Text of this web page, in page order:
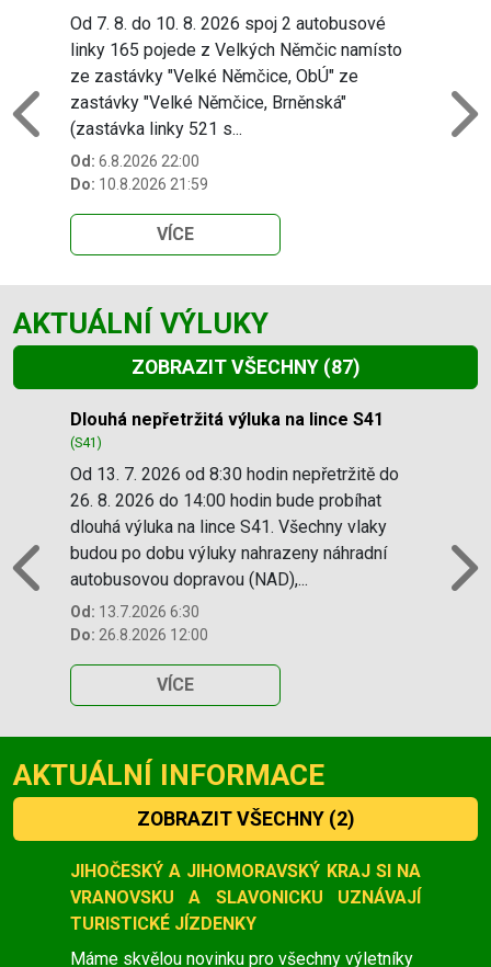
Od 7. 8. do 10. 8. 2026 spoj 2 autobusové
linky 165 pojede z Velkých Němčic namísto
ze zastávky "Velké Němčice, ObÚ" ze
zastávky "Velké Němčice, Brněnská"
(zastávka linky 521 s...
Od: 6.8.2026 22:00
Do: 10.8.2026 21:59
VÍCE
Previous
AKTUÁLNÍ VÝLUKY
ZOBRAZIT VŠECHNY (87)
Slide 1 of 87
Dlouhá nepřetržitá výluka na lince S41
(S41)
Od 13. 7. 2026 od 8:30 hodin nepřetržitě do
26. 8. 2026 do 14:00 hodin bude probíhat
dlouhá výluka na lince S41. Všechny vlaky
budou po dobu výluky nahrazeny náhradní
autobusovou dopravou (NAD),...
Od: 13.7.2026 6:30
Do: 26.8.2026 12:00
VÍCE
Previous
AKTUÁLNÍ INFORMACE
ZOBRAZIT VŠECHNY (2)
Slide 1 of 2
JIHOČESKÝ A JIHOMORAVSKÝ KRAJ SI NA
VRANOVSKU A SLAVONICKU UZNÁVAJÍ
TURISTICKÉ JÍZDENKY
Máme skvělou novinku pro všechny výletníky